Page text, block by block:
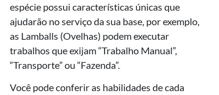
espécie possui características únicas que
ajudarão no serviço da sua base, por exemplo,
as Lamballs (Ovelhas) podem executar
trabalhos que exijam “Trabalho Manual”,
“Transporte” ou “Fazenda”.
Você pode conferir as habilidades de cada